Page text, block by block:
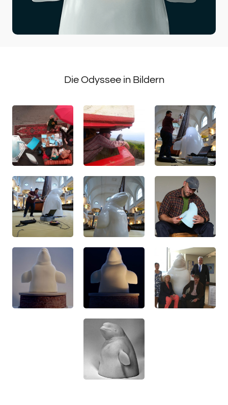
Wolfgang Gewalt, die Öffentlichkeit erregte, zählt zu
einer der spannendsten am Niederrhein.
Als Fremdling aus dem Polarmeer gewann der Wal
Strom erreichte er das Bundeshaus in Bonn, wo er
bevor er von dort den Weg zurück ins offene Meer
fand.
Noch im selben Jahr folgten Beschlüsse zur
Reduzierung industrieller Abwässer und die ersten
verabschiedet.
„Heimat für Rhineheart“ ist der Geschichte des
Weißwals gewidmet. Die lebensgroße Büste, die in
Odyssee an verschiedenen Orten in Duisburg
umgesetzt wurde, soll vergrößert und am Rheinufer
einen Standort bekommen.
Der Wal soll dort wieder auftauchen, wo er am 18.
Mai 1966 erstmals gesichtet wurde.
Angeregt durch anhaltende Diskussionen zum
Thema Fracking in NRW entstand 2014 die Idee, mit
einem Kunstwerk an die Ereignisse und das
politische Umdenken zu erinnern, das damals das
Auftauchen des Wals ausgelöst hat.
Die Odyssee in Bildern